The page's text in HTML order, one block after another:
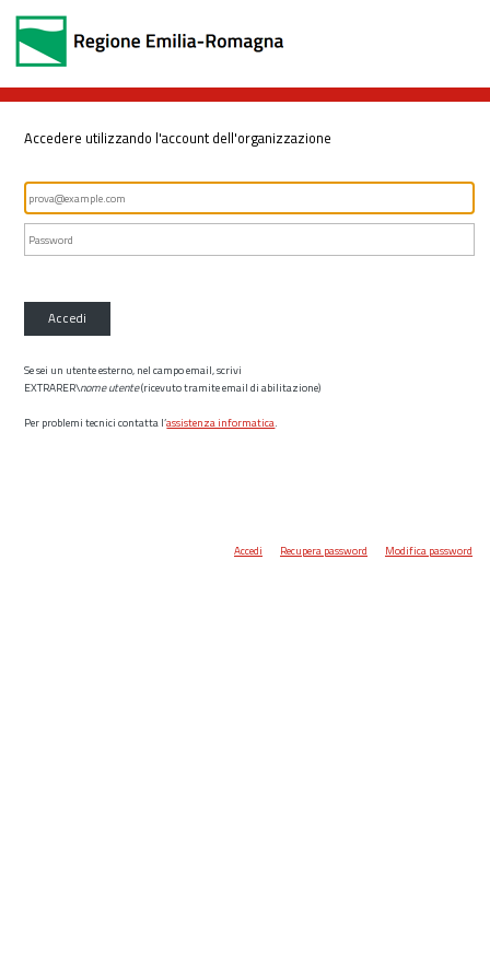
Accedere utilizzando l'account dell'organizzazione
Accedi
Se sei un utente esterno, nel campo email, scrivi
EXTRARER\nome utente(ricevuto tramite email di abilitazione)
Per problemi tecnici contatta l’assistenza informatica.
Accedi Recupera password Modifica password